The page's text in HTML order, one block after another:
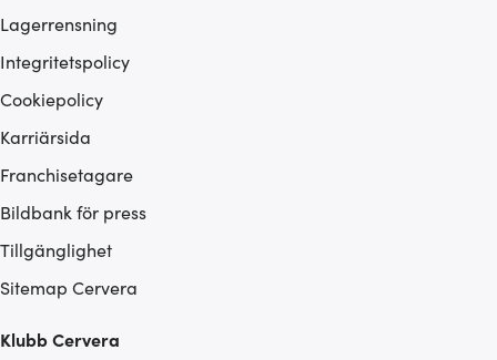
Lagerrensning
Integritetspolicy
Cookiepolicy
Karriärsida
Franchisetagare
Bildbank för press
Tillgänglighet
Sitemap Cervera
Klubb Cervera